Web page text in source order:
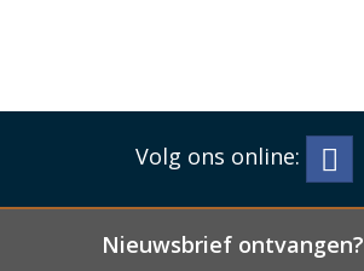
Volg ons online:
Nieuwsbrief ontvangen?